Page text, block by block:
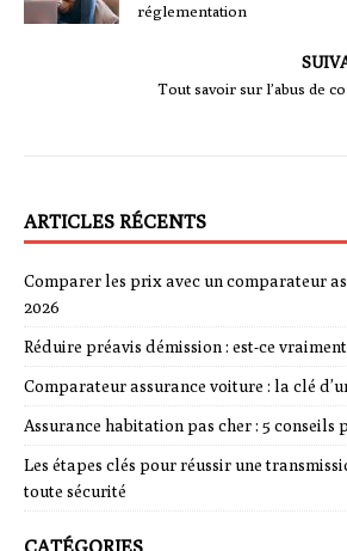
réglementation
Tout savoir sur l’abus de
ARTICLES RÉCENTS
Comparer les prix avec un comparateur
2026
Réduire préavis démission : est-ce
Comparateur assurance voiture : la clé
Assurance habitation pas cher : 5 conseils
Les étapes clés pour réussir une
toute sécurité